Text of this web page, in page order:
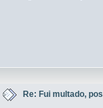
Re: Fui multado,